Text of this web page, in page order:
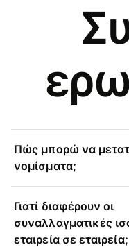
Πώς μπορώ να
νομίσματα;
Γιατί διαφέρουν οι
συναλλαγματικές
εταιρεία σε εταιρεία;